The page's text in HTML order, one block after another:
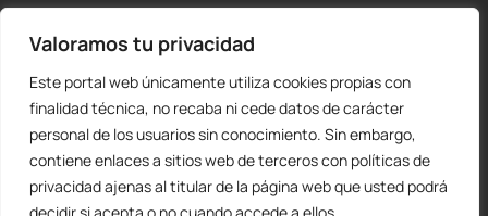
Valoramos tu privacidad
Este portal web únicamente utiliza cookies propias con
finalidad técnica, no recaba ni cede datos de carácter
personal de los usuarios sin conocimiento. Sin embargo,
contiene enlaces a sitios web de terceros con políticas de
privacidad ajenas al titular de la página web que usted podrá
Tu Tienda de Segunda Mano, Sambara #101 (Madrid,
28027 – España)
912 60 05 55 |+34 601 23 09 14
info@staging.tutiendadesegundamano.com